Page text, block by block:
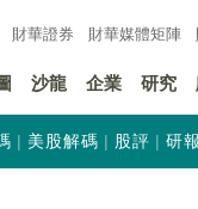
財華證券 財華媒體矩陣
沙龍 企業 研究
美股解碼 股評 研報